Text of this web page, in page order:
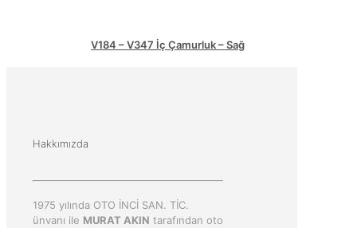
V184 – V347 İç Çamurluk – Sağ
Hakkımızda
1975 yılında OTO İNCİ SAN. TİC.
ünvanı ile MURAT AKIN tarafından oto